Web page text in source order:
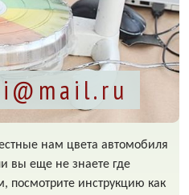
нам цвета автомобиля
вы еще не знаете где
посмотрите инструкцию как